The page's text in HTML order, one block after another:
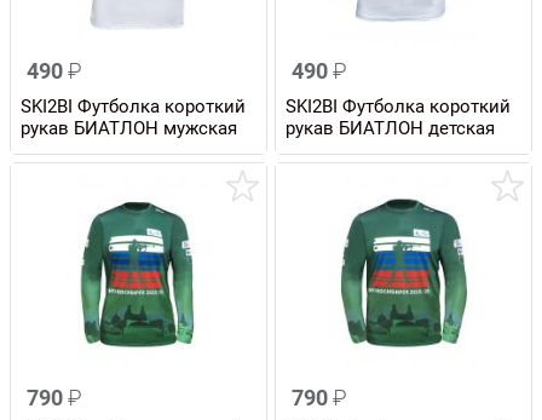
490₽
SKI2BI Футболка короткий
рукав БИАТЛОН мужская
490₽
SKI2BI Футболка короткий
рукав БИАТЛОН детская
790₽ 790₽